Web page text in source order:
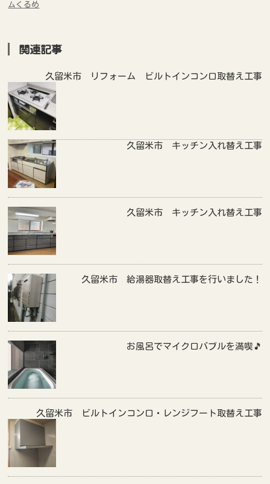
ムくるめ
関連記事
久留米市 リフォーム ビルトインコンロ取替え工事
久留米市 キッチン入れ替え工事
久留米市 キッチン入れ替え工事
久留米市 給湯器取替え工事を行いました！
お風呂でマイクロバブルを満喫🎵
久留米市 ビルトインコンロ・レンジフート取替え工事